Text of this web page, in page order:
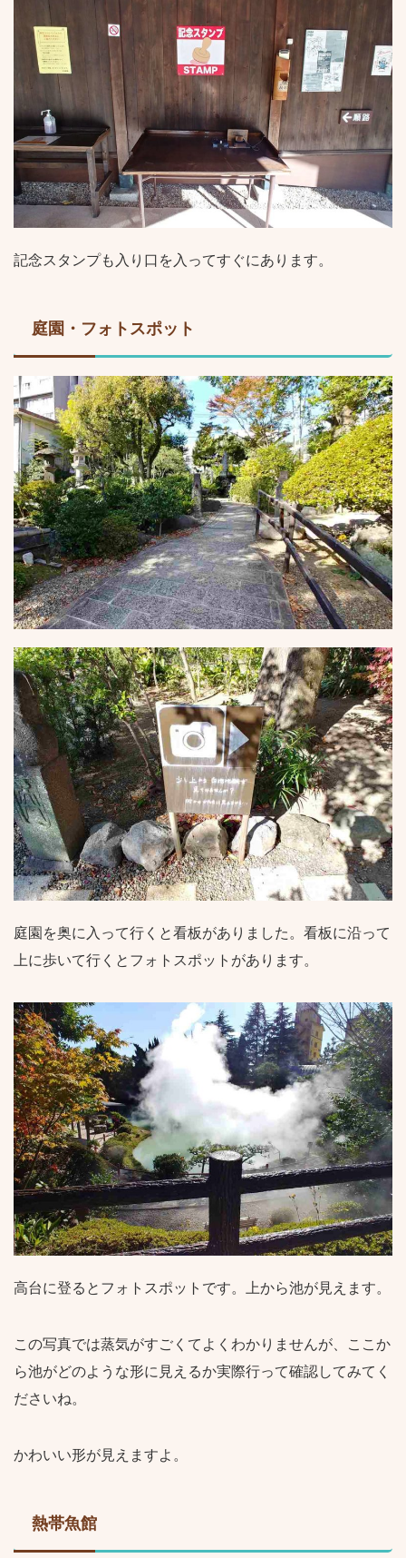
記念スタンプも入り口を入ってすぐにあります。
庭園・フォトスポット
庭園を奥に入って行くと看板がありました。看板に沿って
上に歩いて行くとフォトスポットがあります。
高台に登るとフォトスポットです。上から池が見えます。
この写真では蒸気がすごくてよくわかりませんが、ここか
ら池がどのような形に見えるか実際行って確認してみてく
ださいね。
かわいい形が見えますよ。
熱帯魚館